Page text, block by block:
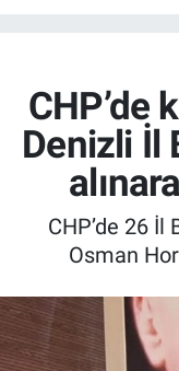
CHP’de
Denizli İl
CHP’de 26 İl
Osman
Ekonomi
Güncel
İnanç
Kültür & Sanat
Son Dakika
Haber Arşivi